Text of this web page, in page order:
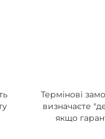
Термінові
визначаєте
якщо